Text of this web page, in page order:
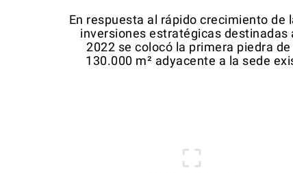
En respuesta al rápido crecimiento de
inversiones estratégicas
2022 se colocó la primera piedra
130.000 m² adyacente a la sede